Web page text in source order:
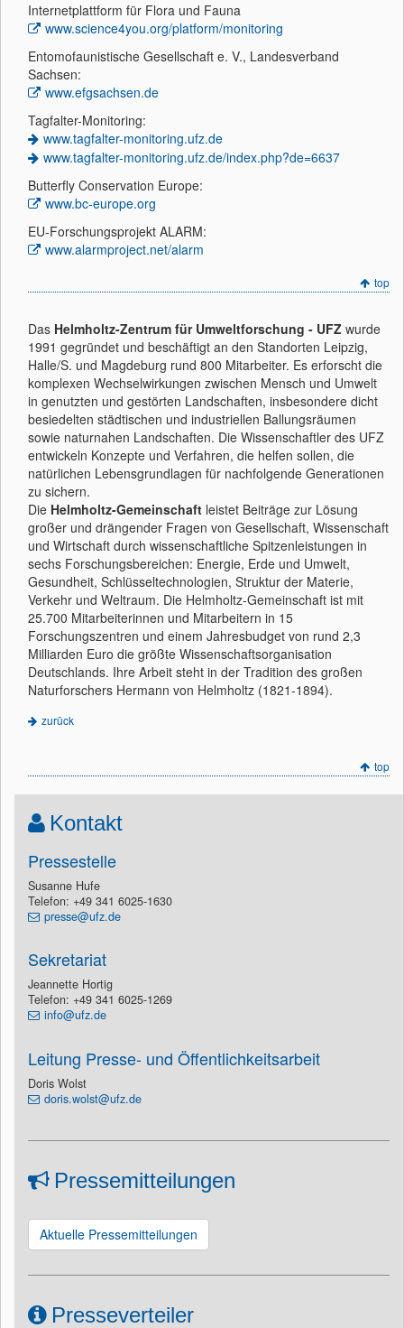
Internetplattform für Flora und Fauna
www.science4you.org/platform/monitoring
Entomofaunistische Gesellschaft e. V., Landesverband
Sachsen:
www.efgsachsen.de
Tagfalter-Monitoring:
www.tagfalter-monitoring.ufz.de
www.tagfalter-monitoring.ufz.de/index.php?de=6637
Butterfly Conservation Europe:
www.bc-europe.org
EU-Forschungsprojekt ALARM:
www.alarmproject.net/alarm
top
Das Helmholtz-Zentrum für Umweltforschung - UFZ wurde
1991 gegründet und beschäftigt an den Standorten Leipzig,
Halle/S. und Magdeburg rund 800 Mitarbeiter. Es erforscht die
komplexen Wechselwirkungen zwischen Mensch und Umwelt
in genutzten und gestörten Landschaften, insbesondere dicht
besiedelten städtischen und industriellen Ballungsräumen
sowie naturnahen Landschaften. Die Wissenschaftler des UFZ
entwickeln Konzepte und Verfahren, die helfen sollen, die
natürlichen Lebensgrundlagen für nachfolgende Generationen
zu sichern.
Die Helmholtz-Gemeinschaft leistet Beiträge zur Lösung
großer und drängender Fragen von Gesellschaft, Wissenschaft
und Wirtschaft durch wissenschaftliche Spitzenleistungen in
sechs Forschungsbereichen: Energie, Erde und Umwelt,
Gesundheit, Schlüsseltechnologien, Struktur der Materie,
Verkehr und Weltraum. Die Helmholtz-Gemeinschaft ist mit
25.700 Mitarbeiterinnen und Mitarbeitern in 15
Forschungszentren und einem Jahresbudget von rund 2,3
Milliarden Euro die größte Wissenschaftsorganisation
Deutschlands. Ihre Arbeit steht in der Tradition des großen
Naturforschers Hermann von Helmholtz (1821-1894).
zurück
top
Kontakt
Pressestelle
Susanne Hufe
Telefon: +49 341 6025-1630
presse@ufz.de
Sekretariat
Jeannette Hortig
Telefon: +49 341 6025-1269
info@ufz.de
Leitung Presse- und Öffentlichkeitsarbeit
Doris Wolst
doris.wolst@ufz.de
Pressemitteilungen
Aktuelle Pressemitteilungen
Presseverteiler